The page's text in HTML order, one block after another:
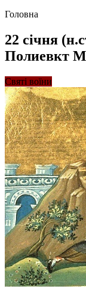
Головна
22 січня
Полиевкт
Святі воїни